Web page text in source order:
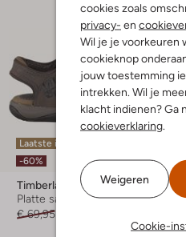
cookies zoals
privacy- en
Wil je je voorkeuren
cookieknop
jouw toestemming
intrekken. Wil je
klacht indienen? Ga
cookieverklaring.
Weigeren
Cookie-
Laatste item
-60%
Timberland
Platte sandalen
€ 69,95